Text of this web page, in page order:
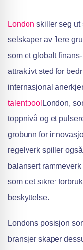
London skiller seg ut
selskaper av flere
som et globalt
attraktivt sted for
internasjonal
talentpool London,
toppnivå og et
grobunn for
regelverk spiller
balansert
som det sikrer
beskyttelse.
Londons posisjon
bransjer skaper